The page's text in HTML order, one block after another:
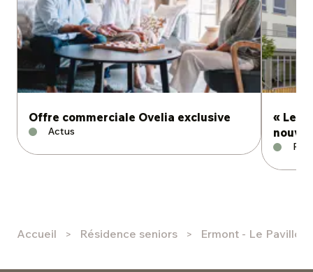
Offre commerciale Ovelia exclusive
Actus
« Le
Accueil Résidence seniors Ermont - Le Pavillon